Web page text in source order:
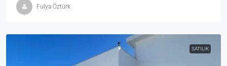
Fulya Öztürk
SATILIK